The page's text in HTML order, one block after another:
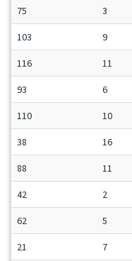
75 3
103 9
116 11
93 6
110 10
38 16
88 11
42 2
62 5
21 7